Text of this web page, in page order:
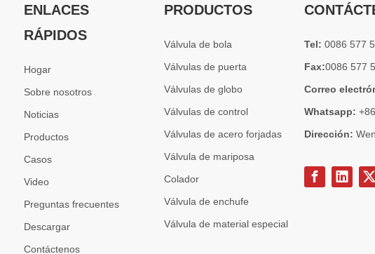
ENLACES
RÁPIDOS
Hogar
Sobre nosotros
Noticias
Productos
Casos
Video
Preguntas frecuentes
Descargar
Contáctenos
PRODUCTOS
Válvula de bola
Válvulas de puerta
Válvulas de globo
Válvulas de control
Válvulas de acero forjadas
Válvula de mariposa
Colador
Válvula de enchufe
Válvula de material especial
Tel: 0086 577
Fax:0086 577
Correo
Whatsapp:
Dirección: